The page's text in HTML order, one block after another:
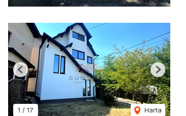
1 / 17 Harta
Previous Next